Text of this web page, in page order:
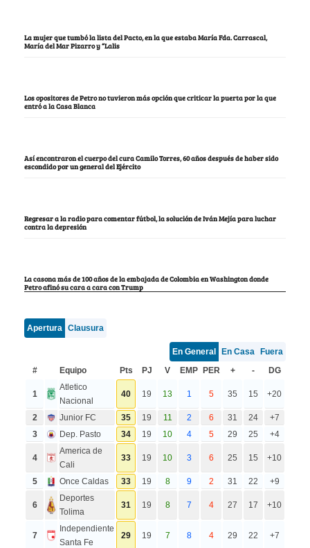
La mujer que tumbó la lista del Pacto, en la que estaba María Fda. Carrascal,
María del Mar Pizarro y “Lalis
Los opositores de Petro no tuvieron más opción que criticar la puerta por la que
entró a la Casa Blanca
Así encontraron el cuerpo del cura Camilo Torres, 60 años después de haber sido
escondido por un general del Ejército
Regresar a la radio para comentar fútbol, la solución de Iván Mejía para luchar
contra la depresión
La casona más de 100 años de la embajada de Colombia en Washington donde
Petro afinó su cara a cara con Trump
Apertura Clausura
En General En Casa
Fuera
#
Equipo Pts PJ V EMP PER + - DG
1
Atletico
Nacional
40 19 13 1 5 35 15 +20
2 Junior FC 35 19 11 2 6 31 24
+7
3
Dep. Pasto 34 19 10 4 5 29 25 +4
4
America de
Cali
33 19 10 3 6 25 15 +10
5 Once Caldas 33 19 8 9 2 31 22 +9
6
Deportes
Tolima
31 19 8 7 4 27 17 +10
7
Independiente
Santa Fe
29 19 7 8 4 29 22 +7